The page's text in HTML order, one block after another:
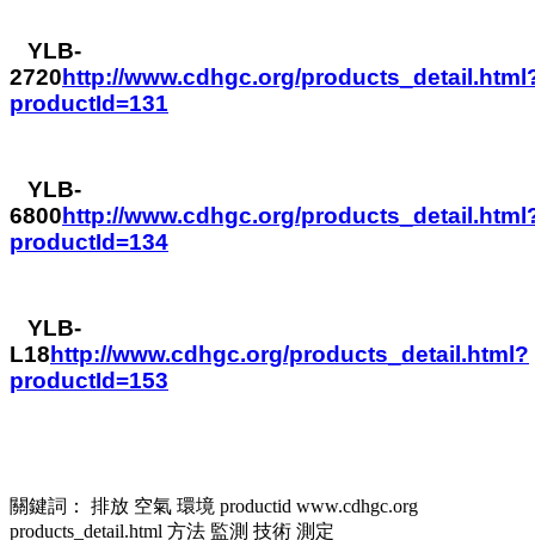
YLB-
2720http://www.cdhgc.org/
productId=131
YLB-
6800http://www.cdhgc.org/
productId=134
YLB-
L18http://www.cdhgc.org/products_detail.html?
productId=153
關鍵詞： 排放 空氣 環境 productid www.cdhgc.org
products_detail.html 方法 監測 技術 測定